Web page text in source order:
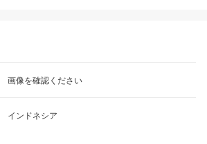
画像を確認ください
インドネシア